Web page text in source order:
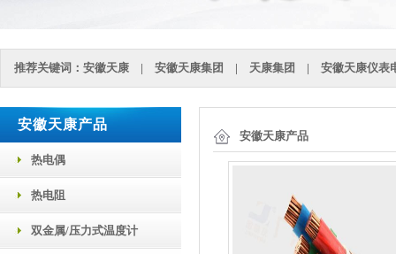
推荐关键词： 安徽天康 | 安徽天康集团 | 天康集团 | 安徽天康仪表
安徽天康产品
热电偶
热电阻
双金属/压力式温度计
安徽天康产品